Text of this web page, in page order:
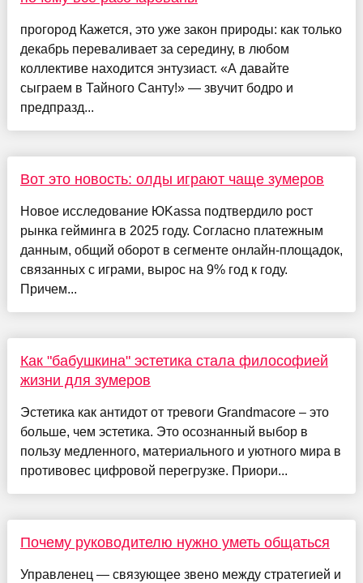
прогород Кажется, это уже закон природы: как только
декабрь переваливает за середину, в любом
коллективе находится энтузиаст. «А давайте
сыграем в Тайного Санту!» — звучит бодро и
предпразд...
Вот это новость: олды играют чаще зумеров
Новое исследование ЮKassa подтвердило рост
рынка гейминга в 2025 году. Согласно платежным
данным, общий оборот в сегменте онлайн-площадок,
связанных с играми, вырос на 9% год к году.
Причем...
Как "бабушкина" эстетика стала философией
жизни для зумеров
Эстетика как антидот от тревоги Grandmacore – это
больше, чем эстетика. Это осознанный выбор в
пользу медленного, материального и уютного мира в
противовес цифровой перегрузке. Приори...
Почему руководителю нужно уметь общаться
Управленец — связующее звено между стратегией и